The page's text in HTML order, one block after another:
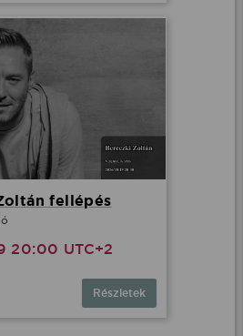
fellépés
20:00 UTC+2
Részletek